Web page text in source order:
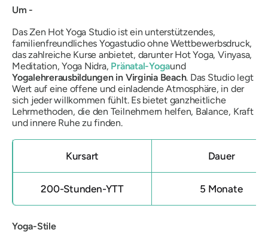
Um -
Das Zen Hot Yoga Studio ist ein unterstützendes,
familienfreundliches Yogastudio ohne Wettbewerbsdruck,
das zahlreiche Kurse anbietet, darunter Hot Yoga, Vinyasa,
Meditation, Yoga Nidra, Pränatal-Yogaund
Yogalehrerausbildungen in Virginia Beach. Das Studio legt
Wert auf eine offene und einladende Atmosphäre, in der
sich jeder willkommen fühlt. Es bietet ganzheitliche
Lehrmethoden, die den Teilnehmern helfen, Balance, Kraft
und innere Ruhe zu finden.
Kursart Dauer
200-Stunden-YTT 5 Monate
Yoga-Stile